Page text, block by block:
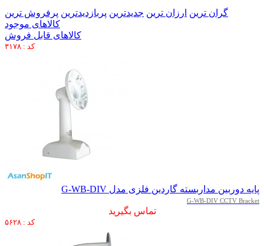
گران ترین ارزان ترین جدیدترین پربازدیدترین پرفروش ترین
کالاهای موجود
کالاهای قابل فروش
کد : ۳۱۷۸
پایه دوربین مداربسته گاردین فلزی مدل G-WB-DIV
G-WB-DIV CCTV Bracket
تماس بگیرید
کد : ۵۶۲۸